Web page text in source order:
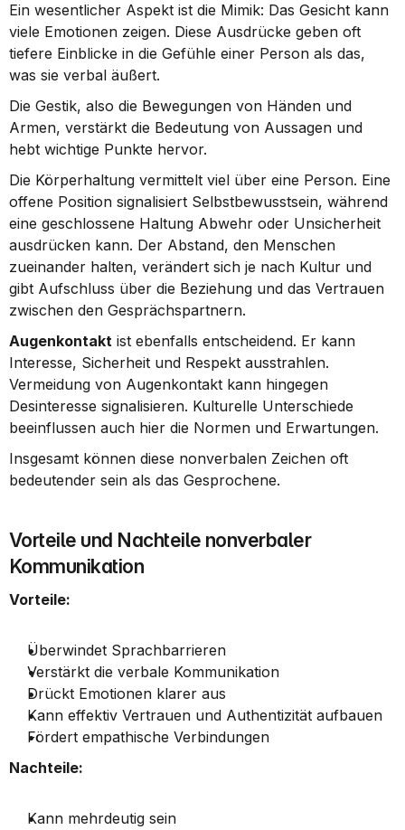
Ein wesentlicher Aspekt ist die Mimik: Das Gesicht kann
viele Emotionen zeigen. Diese Ausdrücke geben oft
tiefere Einblicke in die Gefühle einer Person als das,
was sie verbal äußert.
Die Gestik, also die Bewegungen von Händen und
Armen, verstärkt die Bedeutung von Aussagen und
hebt wichtige Punkte hervor.
Die Körperhaltung vermittelt viel über eine Person. Eine
offene Position signalisiert Selbstbewusstsein, während
eine geschlossene Haltung Abwehr oder Unsicherheit
ausdrücken kann. Der Abstand, den Menschen
zueinander halten, verändert sich je nach Kultur und
gibt Aufschluss über die Beziehung und das Vertrauen
zwischen den Gesprächspartnern.
Augenkontakt ist ebenfalls entscheidend. Er kann
Interesse, Sicherheit und Respekt ausstrahlen.
Vermeidung von Augenkontakt kann hingegen
Desinteresse signalisieren. Kulturelle Unterschiede
beeinflussen auch hier die Normen und Erwartungen.
Insgesamt können diese nonverbalen Zeichen oft
bedeutender sein als das Gesprochene.
Vorteile und Nachteile nonverbaler
Kommunikation
Vorteile:
Überwindet Sprachbarrieren
Verstärkt die verbale Kommunikation
Drückt Emotionen klarer aus
Kann effektiv Vertrauen und Authentizität aufbauen
Fördert empathische Verbindungen
Nachteile:
Kann mehrdeutig sein